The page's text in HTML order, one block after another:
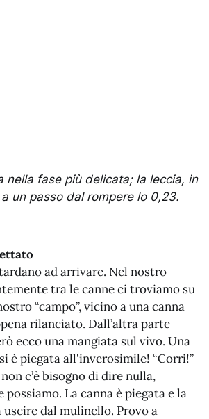
nella fase più delicata; la leccia, in
un passo dal rompere lo 0,23.
ad arrivare. Nel nostro
tra le canne ci troviamo su
“campo”, vicino a una canna
rilanciato. Dall’altra parte
ecco una mangiata sul vivo. Una
è piegata all'inverosimile! “Corri!”
c’è bisogno di dire nulla,
La canna è piegata e la
dal mulinello. Provo a